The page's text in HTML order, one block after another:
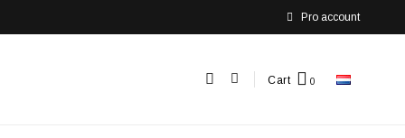
Pro account
Cart